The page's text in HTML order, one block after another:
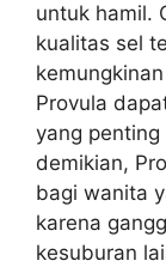
untuk hamil.
kualitas sel
Provula
yang penting
demikian,
bagi wanita
karena
kesuburan